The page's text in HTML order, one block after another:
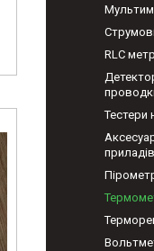
RLC
Тестери
приладів